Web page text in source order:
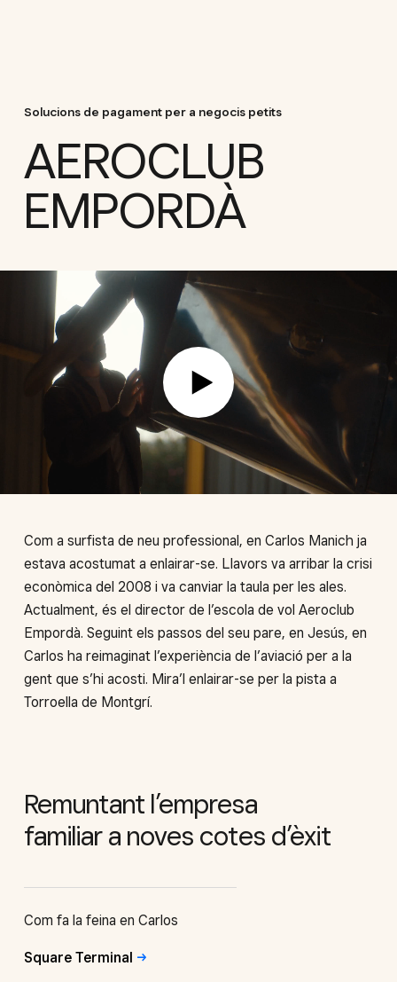
Solucions de pagament per a negocis petits
AEROCLUB
EMPORDÀ
Com a surfista de neu professional, en Carlos Manich ja
estava acostumat a enlairar-se. Llavors va arribar la crisi
econòmica del 2008 i va canviar la taula per les ales.
Actualment, és el director de l’escola de vol Aeroclub
Empordà. Seguint els passos del seu pare, en Jesús, en
Carlos ha reimaginat l’experiència de l’aviació per a la
gent que s’hi acosti. Mira’l enlairar-se per la pista a
Torroella de Montgrí.
Com fa la feina en Carlos
Square Terminal
Remuntant l’empresa
familiar a noves cotes d’èxit